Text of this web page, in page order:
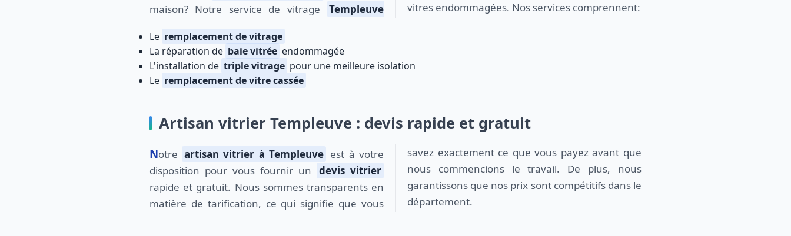
maison? Notre service de vitrage
Templeuve
vitres endommagées. Nos services comprennent:
Le remplacement de vitrage
La réparation de baie vitrée endommagée
L'installation de triple vitrage pour une meilleure isolation
Le remplacement de vitre cassée
Artisan vitrier Templeuve : devis rapide et gratuit
Notre artisan vitrier à Templeuve est à votre
disposition pour vous fournir un
devis vitrier
rapide et gratuit. Nous sommes transparents en
matière de tarification, ce qui signifie que vous
savez exactement ce que vous payez avant que
nous commencions le travail. De plus, nous
garantissons que nos prix sont compétitifs dans le
département.